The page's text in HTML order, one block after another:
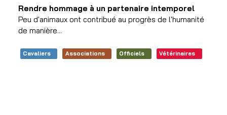
Rendre hommage à un partenaire intemporel
Peu d'animaux ont contribué au progrès de l'humanité
de manière...
Cavaliers Associations Officiels Vétérinaires